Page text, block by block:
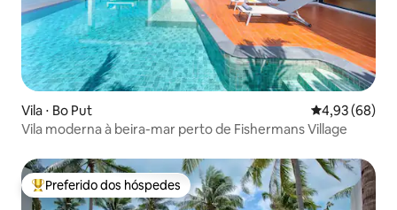
Vila ⋅ Bo Put 4,93 de uma
4,93 (68)
Vila moderna à beira-mar perto de Fishermans Village
Entre os melhores preferidos dos hóspedes
Preferido dos hóspedes